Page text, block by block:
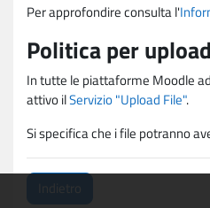
Per approfondire consulta l'
Politica per
In tutte le piattaforme Moodle
attivo ilServizio "Upload File".
Si specifica che i file potranno
Indietro